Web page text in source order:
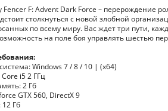
Fencer F: Advent Dark Force – перерождение
столкнуться с новой злобной
по всему миру. Вас ждет три пути,
на поле боя управлять шестью
Windows 7 / 8 / 10 | (x64)
i5 2 ГГц
2 Гб
GTX 560, DirectX 9
Гб